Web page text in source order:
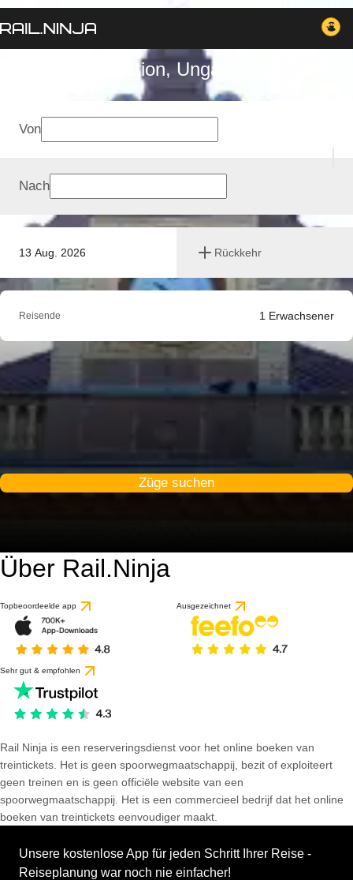
Pecs railway station, Ungarn
13 Aug. 2026 Rückkehr
Von
Nach
Reisende 1 Erwachsener
Züge suchen
Über Rail.Ninja
Topbeoordeelde app Ausgezeichnet
Sehr gut & empfohlen
Rail Ninja is een reserveringsdienst voor het online boeken van
treintickets. Het is geen spoorwegmaatschappij, bezit of exploiteert
geen treinen en is geen officiële website van een
spoorwegmaatschappij. Het is een commercieel bedrijf dat het online
boeken van treintickets eenvoudiger maakt.
Unsere kostenlose App für jeden Schritt Ihrer Reise -
Reiseplanung war noch nie einfacher!